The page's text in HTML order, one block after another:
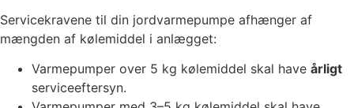
Servicekravene til din jordvarmepumpe afhænger af
mængden af kølemiddel i anlægget:
Varmepumper over 5 kg kølemiddel skal have årligt
serviceeftersyn.